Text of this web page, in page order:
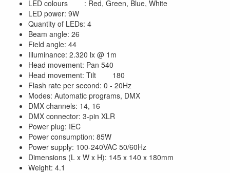
LED colours : Red, Green, Blue, White
LED power: 9W
Quantity of LEDs: 4
Beam angle: 26
Field angle: 44
Illuminance: 2.320 lx @ 1m
Head movement: Pan 540
Head movement: Tilt 180
Flash rate per second: 0 - 20Hz
Modes: Automatic programs, DMX
DMX channels: 14, 16
DMX connector: 3-pin XLR
Power plug: IEC
Power consumption: 85W
Power supply: 100-240VAC 50/60Hz
Dimensions (L x W x H): 145 x 140 x 180mm
Weight: 4.1